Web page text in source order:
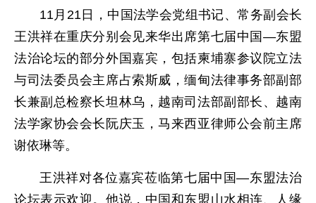
11月21日，中国法学会党组书记、常务副会长
王洪祥在重庆分别会见来华出席第七届中国—东盟
法治论坛的部分外国嘉宾，包括柬埔寨参议院立法
与司法委员会主席占索斯威，缅甸法律事务部副部
长兼副总检察长坦林乌，越南司法部副部长、越南
法学家协会会长阮庆玉，马来西亚律师公会前主席
谢依琳等。
王洪祥对各位嘉宾莅临第七届中国—东盟法治
论坛表示欢迎。他说，中国和东盟山水相连、人缘